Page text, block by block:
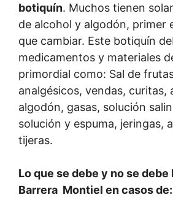
botiquín. Muchos tienen
de alcohol y algodón, primer
que cambiar. Este botiquín
medicamentos y materiales
primordial como: Sal de
analgésicos, vendas, curitas,
algodón, gasas, solución
solución y espuma, jeringas,
tijeras.
Lo que se debe y no se debe
Barrera Montiel en casos de: